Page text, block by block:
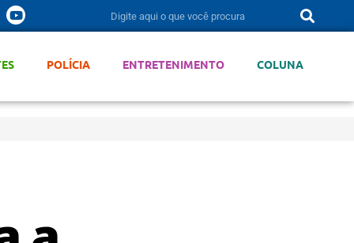
POLÍCIA ENTRETENIMENTO COLUNA